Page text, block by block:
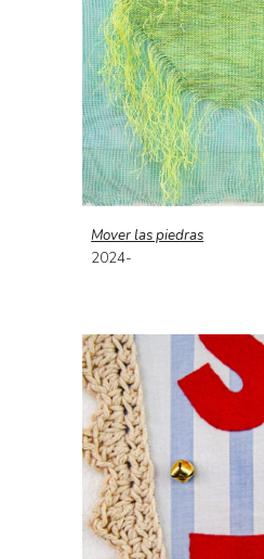
Mover las piedras
2024-